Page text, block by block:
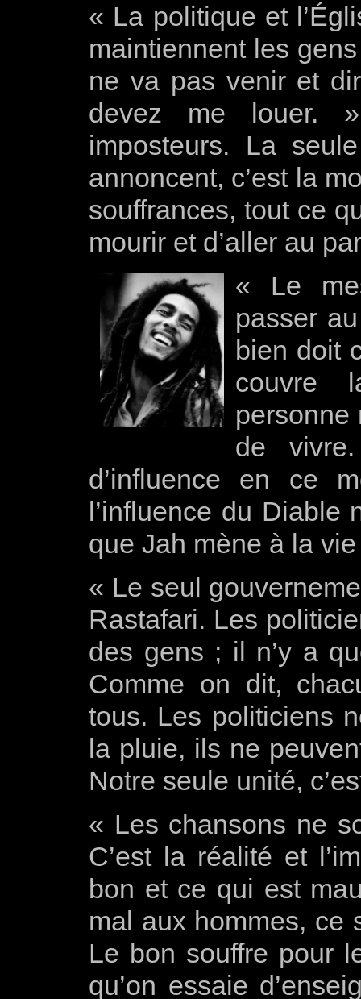
« La politique et
maintiennent les
ne va pas venir et
devez me louer.
imposteurs. La
annoncent, c’est la
souffrances, tout ce
mourir et d’aller au
« Le
passer
bien doit
couvre
personne
de
d’influence en ce
l’influence du Diable
que Jah mène à la
« Le seul
Rastafari. Les
des gens ; il n’y a
Comme on dit,
tous. Les politiciens
la pluie, ils ne
Notre seule unité,
« Les chansons ne
C’est la réalité et
bon et ce qui est
mal aux hommes, ce
Le bon souffre pour
qu’on essaie